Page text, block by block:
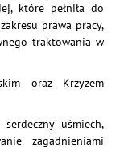
które pełniła do
prawa pracy,
traktowania w
oraz Krzyżem
serdeczny uśmiech,
zagadnieniami